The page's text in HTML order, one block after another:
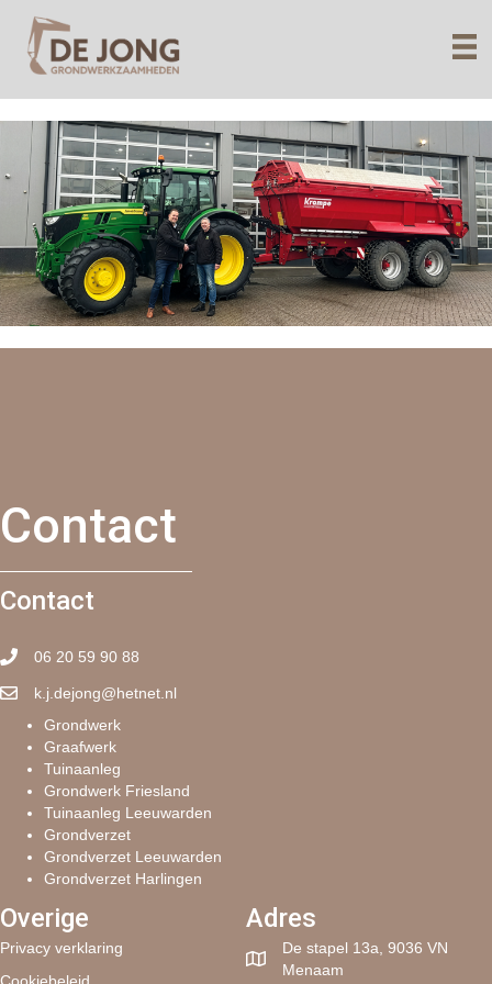
Contact
Contact
06 20 59 90 88
k.j.dejong@hetnet.nl
Grondwerk
Graafwerk
Tuinaanleg
Grondwerk Friesland
Tuinaanleg Leeuwarden
Grondverzet
Grondverzet Leeuwarden
Grondverzet Harlingen
Overige
Privacy verklaring
Adres
De stapel 13a, 9036 VN
Menaam